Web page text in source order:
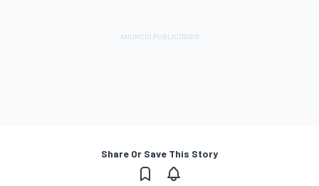
Share Or Save This Story